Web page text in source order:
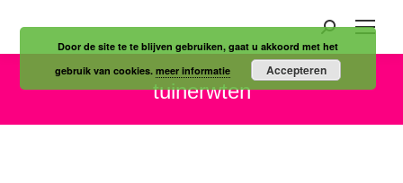
Zoeken:
tuinerwten
Door de site te te blijven gebruiken, gaat u akkoord met het
gebruik van cookies.meer informatie Accepteren